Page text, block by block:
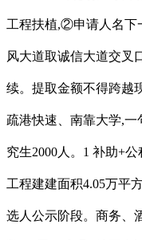
工程扶植,②申请人名下
风大道取诚信大道交叉
续。提取金额不得跨越
疏港快速、南靠大学,一
究生2000人。1 补助+
工程建建面积4.05万平
选人公示阶段。商务、